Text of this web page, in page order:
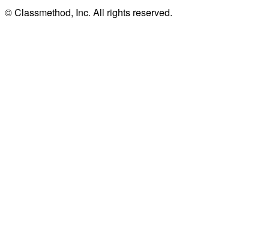
© Classmethod, Inc. All rights reserved.